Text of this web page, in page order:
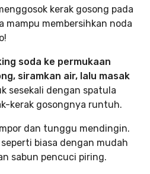
kerak gosong pada
mampu membersihkan noda
soda ke permukaan
siramkan air, lalu masak
sesekali dengan spatula
kerak gosongnya runtuh.
dan tunggu mendingin.
biasa dengan mudah
sabun pencuci piring.